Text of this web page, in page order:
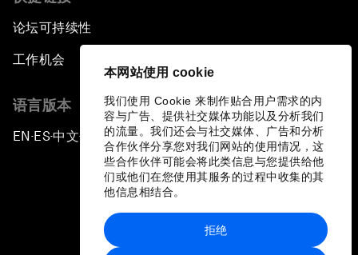
本网站使用 cookie
我们使用 Cookie 来制作贴合用户需求的内
容与广告、提供社交媒体功能以及分析我们
的流量。我们还会与社交媒体、广告和分析
合作伙伴分享您对我们网站的使用情况，这
些合作伙伴可能会将此类信息与您提供给他
们或他们在您使用其服务的过程中收集的其
他信息相结合。
拒绝
论坛可持续性
工作机会
语言版本
EN ▪ ES▪中文▪ 日本語